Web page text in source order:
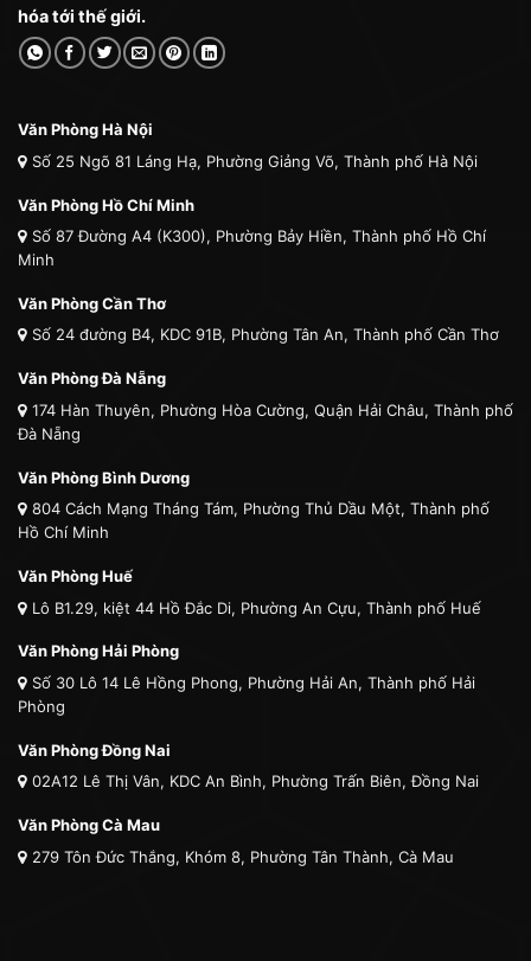
hóa tới thế giới.
Văn Phòng Hà Nội
Số 25 Ngõ 81 Láng Hạ, Phường Giảng Võ, Thành phố Hà Nội
Văn Phòng Hồ Chí Minh
Số 87 Đường A4 (K300), Phường Bảy Hiền, Thành phố Hồ Chí
Minh
Văn Phòng Cần Thơ
Số 24 đường B4, KDC 91B, Phường Tân An, Thành phố Cần Thơ
Văn Phòng Đà Nẵng
174 Hàn Thuyên, Phường Hòa Cường, Quận Hải Châu, Thành phố
Đà Nẵng
Văn Phòng Bình Dương
804 Cách Mạng Tháng Tám, Phường Thủ Dầu Một, Thành phố
Hồ Chí Minh
Văn Phòng Huế
Lô B1.29, kiệt 44 Hồ Đắc Di, Phường An Cựu, Thành phố Huế
Văn Phòng Hải Phòng
Số 30 Lô 14 Lê Hồng Phong, Phường Hải An, Thành phố Hải
Phòng
Văn Phòng Đồng Nai
02A12 Lê Thị Vân, KDC An Bình, Phường Trấn Biên, Đồng Nai
Văn Phòng Cà Mau
279 Tôn Đức Thắng, Khóm 8, Phường Tân Thành, Cà Mau